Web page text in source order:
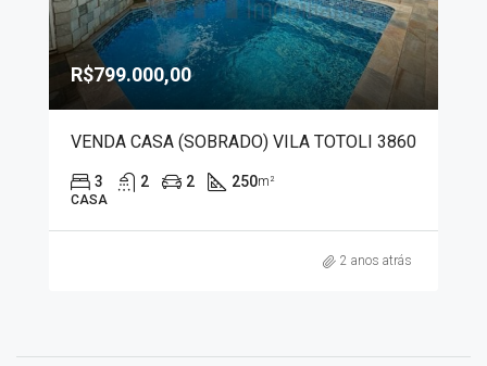
R$799.000,00
VENDA CASA (SOBRADO) VILA TOTOLI 3860
3 2 2 250m²
CASA
2 anos atrás